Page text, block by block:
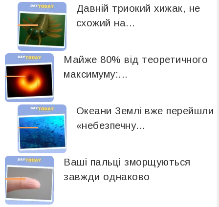
Давній триокий хижак, не
схожий на...
Майже 80% від теоретичного
максимуму:...
Океани Землі вже перейшли
«небезпечну...
Ваші пальці зморщуються
завжди однаково